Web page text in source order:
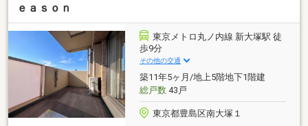
ｅａｓｏｎ
東京メトロ丸ノ内線 新大塚駅 徒
歩9分
その他の交通
築11年5ヶ月/地上5階地下1階建
総戸数43戸
東京都豊島区南大塚１